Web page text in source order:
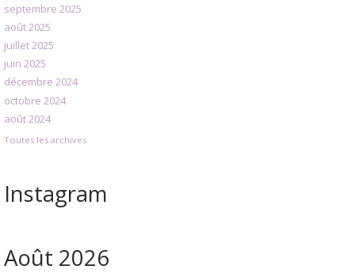
septembre 2025
août 2025
juillet 2025
juin 2025
décembre 2024
octobre 2024
août 2024
Toutes les archives
Instagram
Août 2026